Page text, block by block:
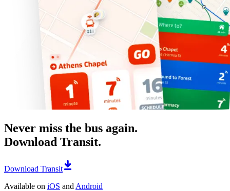
Never miss the bus again.
Download Transit.
Download Transit
Available on iOS and Android